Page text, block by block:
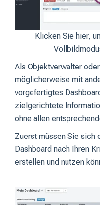
Klicken Sie hier,
Als Objektverwalter
möglicherweise mit
vorgefertigtes
zielgerichtete
ohne allen
Zuerst müssen Sie sich
Dashboard nach Ihren
erstellen und nutzen